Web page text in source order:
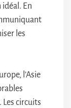
En
les
l’Asie
circuits